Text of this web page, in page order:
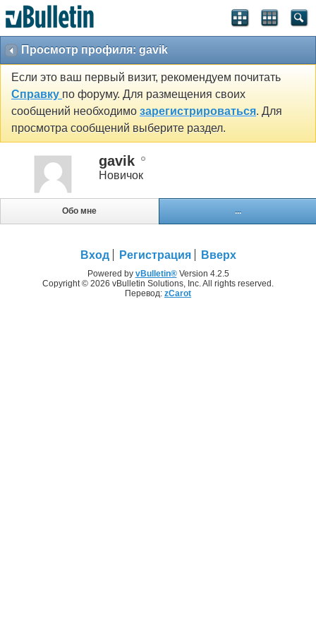
Просмотр профиля: gavik
Если это ваш первый визит, рекомендуем почитать
Справку по форуму. Для размещения своих
сообщений необходимо зарегистрироваться. Для
просмотра сообщений выберите раздел.
gavik
Новичок
Обо мне ...
Вход Регистрация Вверх
Powered by vBulletin®Version 4.2.5
Copyright © 2026 vBulletin Solutions, Inc. All rights reserved.
Перевод: zCarot